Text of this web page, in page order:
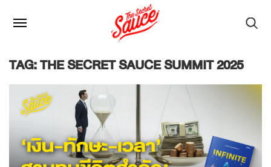
TAG: THE SECRET SAUCE SUMMIT 2025